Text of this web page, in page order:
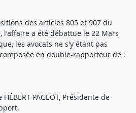
des articles 805 et 907 du
l'affaire a été débattue le 22 Mars
les avocats ne s'y étant pas
en double-rapporteur de :
PAGEOT, Présidente de